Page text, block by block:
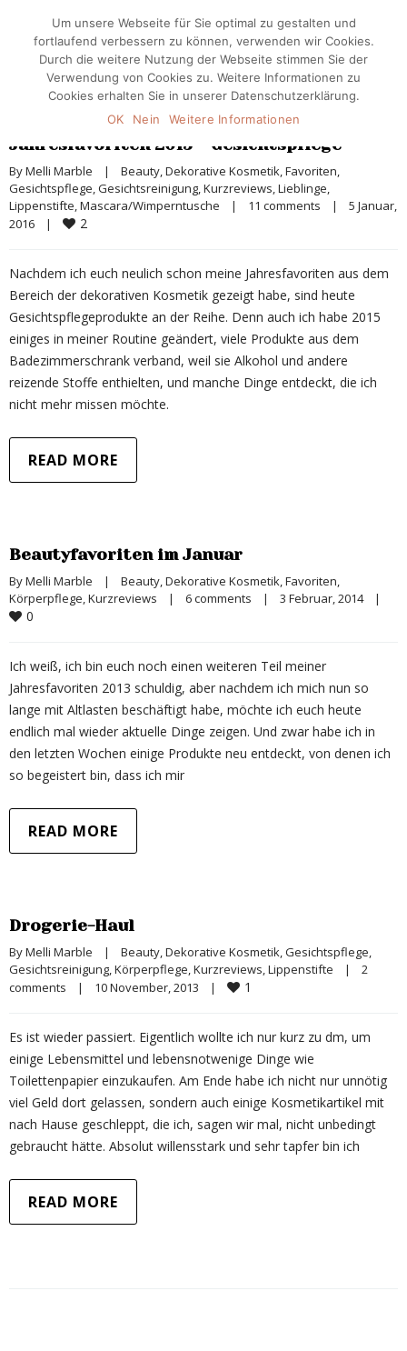
Jahresfavoriten 2015 – Gesichtspflege
By Melli Marble | Beauty, Dekorative Kosmetik, Favoriten
Gesichtspflege, Gesichtsreinigung, Kurzreviews, Lieblinge
Lippenstifte, Mascara/Wimperntusche | 11 comments |
5 Januar,
2016
| 2
Nachdem ich euch neulich schon meine Jahresfavoriten aus dem
Bereich der dekorativen Kosmetik gezeigt habe, sind heute
Gesichtspflegeprodukte an der Reihe. Denn auch ich habe 2015
einiges in meiner Routine geändert, viele Produkte aus dem
Badezimmerschrank verband, weil sie Alkohol und andere
reizende Stoffe enthielten, und manche Dinge entdeckt, die ich
nicht mehr missen möchte.
READ MORE
Beautyfavoriten im Januar
By Melli Marble | Beauty, Dekorative Kosmetik, Favoriten
Körperpflege, Kurzreviews | 6 comments | 3 Februar, 2014 |
0
Ich weiß, ich bin euch noch einen weiteren Teil meiner
Jahresfavoriten 2013 schuldig, aber nachdem ich mich nun so
lange mit Altlasten beschäftigt habe, möchte ich euch heute
endlich mal wieder aktuelle Dinge zeigen. Und zwar habe ich in
den letzten Wochen einige Produkte neu entdeckt, von denen ich
so begeistert bin, dass ich mir
READ MORE
Drogerie-Haul
By Melli Marble | Beauty, Dekorative Kosmetik, Gesichtspflege
Gesichtsreinigung, Körperpflege, Kurzreviews, Lippenstifte |
2
comments
| 10 November, 2013 | 1
Es ist wieder passiert. Eigentlich wollte ich nur kurz zu dm, um
einige Lebensmittel und lebensnotwenige Dinge wie
Toilettenpapier einzukaufen. Am Ende habe ich nicht nur unnötig
viel Geld dort gelassen, sondern auch einige Kosmetikartikel mit
nach Hause geschleppt, die ich, sagen wir mal, nicht unbedingt
gebraucht hätte. Absolut willensstark und sehr tapfer bin ich
READ MORE
Um unsere Webseite für Sie optimal zu gestalten und
fortlaufend verbessern zu können, verwenden wir Cookies.
Durch die weitere Nutzung der Webseite stimmen Sie der
Verwendung von Cookies zu. Weitere Informationen zu
Cookies erhalten Sie in unserer Datenschutzerklärung.
OK
Nein Weitere Informationen